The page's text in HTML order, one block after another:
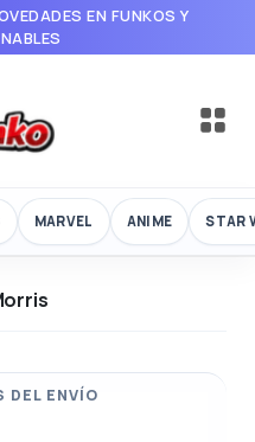
EN FUNKOS Y
MARVEL ANIME STAR